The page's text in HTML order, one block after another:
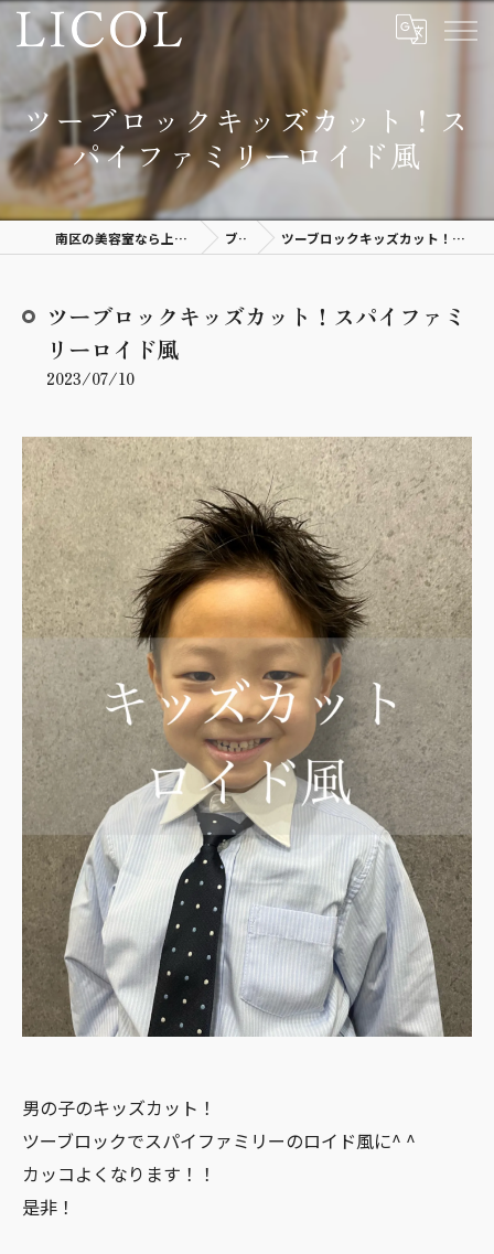
ツーブロックキッズカット！ス
パイファミリーロイド風
南区の美容室なら上質空間があるLICOL ブログ ツーブロックキッズカット！スパイファミリーロイド風
ツーブロックキッズカット！スパイファミ
リーロイド風
2023/07/10
男の子のキッズカット！
ツーブロックでスパイファミリーのロイド風に^ ^
カッコよくなります！！
是非！